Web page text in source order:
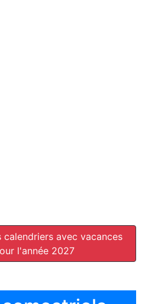
avec vacances
l'année 2027